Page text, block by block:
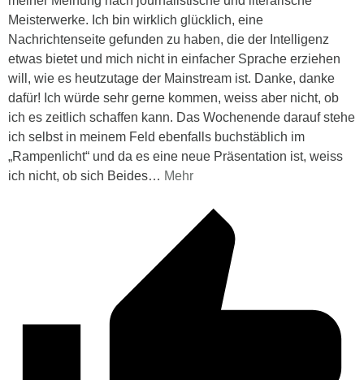
Meisterwerke. Ich bin wirklich glücklich, eine
Nachrichtenseite gefunden zu haben, die der Intelligenz
etwas bietet und mich nicht in einfacher Sprache erziehen
will, wie es heutzutage der Mainstream ist. Danke, danke
dafür! Ich würde sehr gerne kommen, weiss aber nicht, ob
ich es zeitlich schaffen kann. Das Wochenende darauf stehe
ich selbst in meinem Feld ebenfalls buchstäblich im
„Rampenlicht“ und da es eine neue Präsentation ist, weiss
ich nicht, ob sich Beides… Mehr